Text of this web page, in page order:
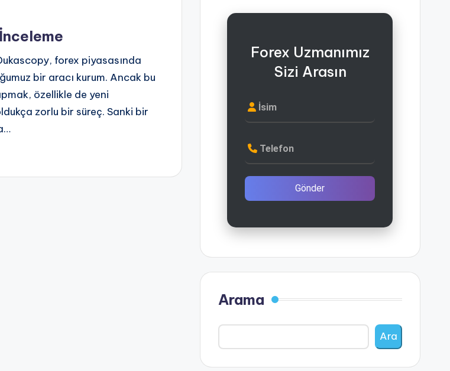
forex piyasasında
bir aracı kurum. Ancak bu
özellikle de yeni
zorlu bir süreç. Sanki bir
Forex Uzmanımız
Sizi Arasın
İsim
Telefon
Gönder
Arama
Ara